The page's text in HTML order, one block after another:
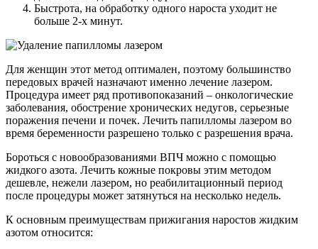
Быстрота, на обработку одного нароста уходит не
больше 2-х минут.
Для женщин этот метод оптимален, поэтому большинство
передовых врачей назначают именно лечение лазером.
Процедура имеет ряд противопоказаний – онкологические
заболевания, обострение хронических недугов, серьезные
поражения печени и почек. Лечить папилломы лазером во
время беременности разрешено только с разрешения врача.
Бороться с новообразованиями ВПЧ можно с помощью
жидкого азота. Лечить кожные покровы этим методом
дешевле, нежели лазером, но реабилитационный период
после процедуры может затянуться на несколько недель.
К основным преимуществам прижигания наростов жидким
азотом относится: